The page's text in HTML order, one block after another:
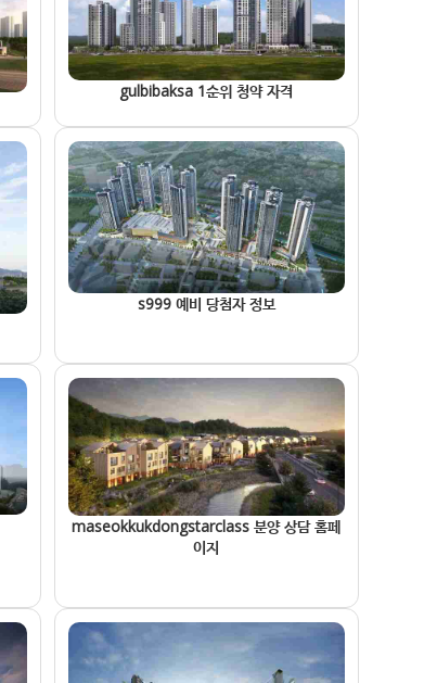
gulbibaksa 1순위 청약 자격
s999 예비 당첨자 정보
maseokkukdongstarclass 분양 상담 홈페
이지